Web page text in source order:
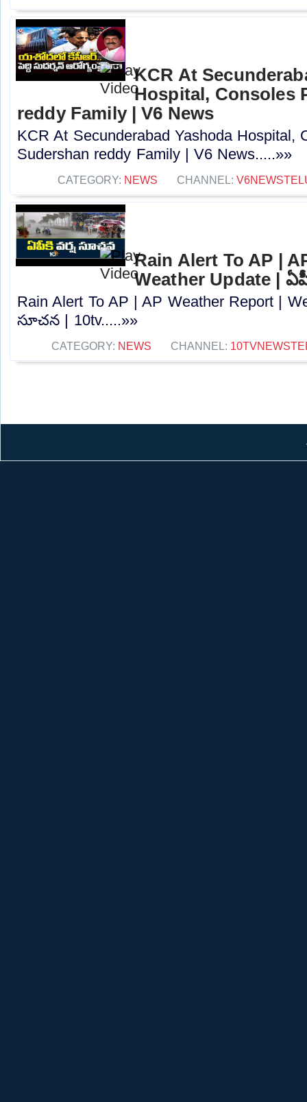
KCR At
Hospital, Consoles
reddy Family | V6 News
KCR At Secunderabad Yashoda Hospital,
Sudershan reddy Family | V6 News.....»»
CATEGORY: NEWS CHANNEL:
Rain Alert To AP |
Weather Update |
Rain Alert To AP | AP Weather Report |
సూచన | 10tv.....»»
CATEGORY: NEWS CHANNEL: